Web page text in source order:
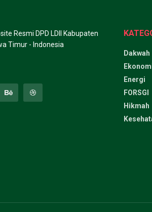
Resmi DPD LDII Kabupaten
Timur - Indonesia
Dakwah
Energi
FORSGI
Hikmah